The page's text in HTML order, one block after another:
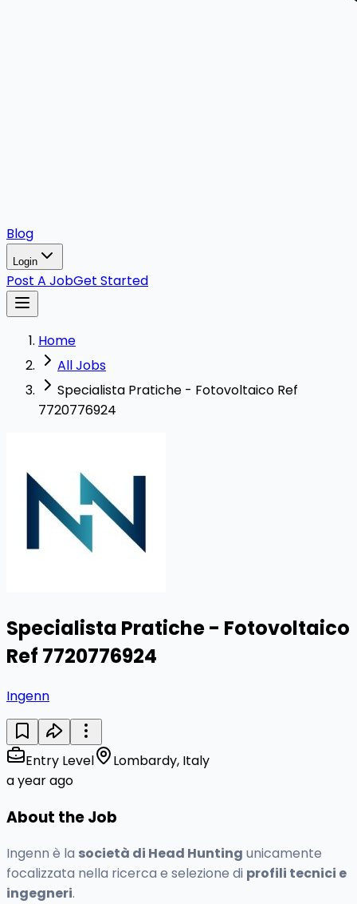
Blog
Login
Post A JobGet Started
Home
All Jobs
Specialista Pratiche - Fotovoltaico Ref
7720776924
Specialista Pratiche - Fotovoltaico
Ref 7720776924
Ingenn
Entry Level
Lombardy, Italy
a year ago
About the Job
Ingenn è la società di Head Hunting unicamente
focalizzata nella ricerca e selezione di profili tecnici e
ingegneri.